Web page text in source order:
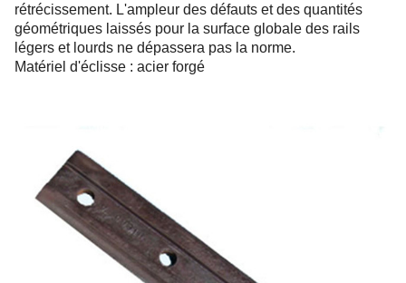
rétrécissement. L'ampleur des défauts et des quantités
géométriques laissés pour la surface globale des rails
légers et lourds ne dépassera pas la norme.
Matériel d'éclisse : acier forgé